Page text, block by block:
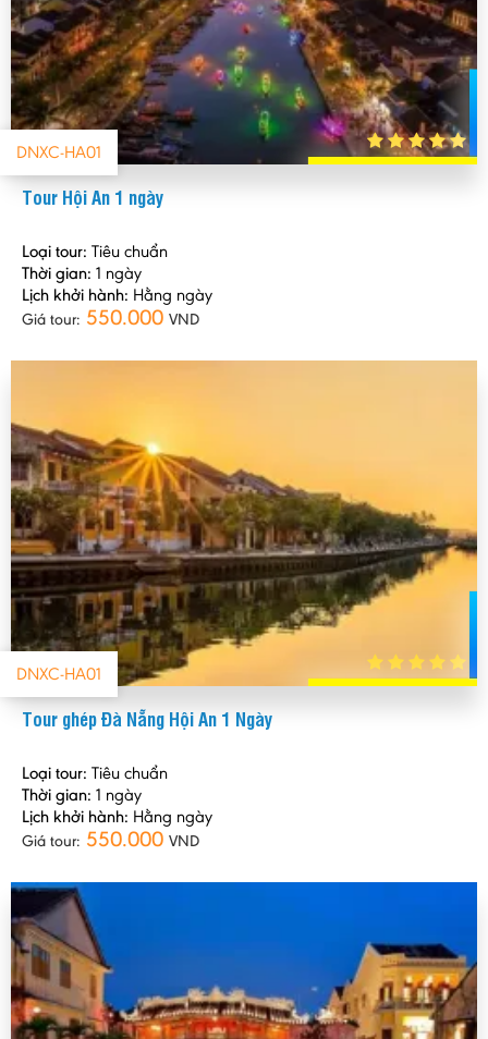
DNXC-HA01
Tour Hội An 1 ngày
Loại tour: Tiêu chuẩn
Thời gian: 1 ngày
Lịch khởi hành: Hằng ngày
Giá tour: 550.000 VND
DNXC-HA01
Tour ghép Đà Nẵng Hội An 1 Ngày
Loại tour: Tiêu chuẩn
Thời gian: 1 ngày
Lịch khởi hành: Hằng ngày
Giá tour: 550.000 VND